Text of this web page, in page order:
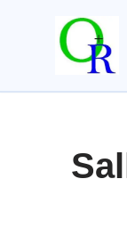
contenu